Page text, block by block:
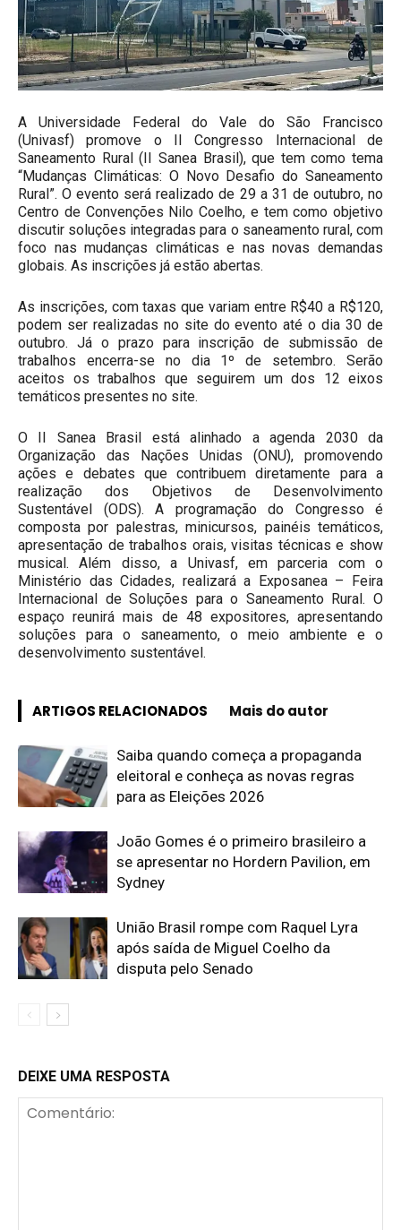
A Universidade Federal do Vale do São Francisco
(Univasf) promove o II Congresso Internacional de
Saneamento Rural (II Sanea Brasil), que tem como tema
“Mudanças Climáticas: O Novo Desafio do Saneamento
Rural”. O evento será realizado de 29 a 31 de outubro, no
Centro de Convenções Nilo Coelho, e tem como objetivo
discutir soluções integradas para o saneamento rural, com
foco nas mudanças climáticas e nas novas demandas
globais. As inscrições já estão abertas.
As inscrições, com taxas que variam entre R$40 a R$120,
podem ser realizadas no site do evento até o dia 30 de
outubro. Já o prazo para inscrição de submissão de
trabalhos encerra-se no dia 1º de setembro. Serão
aceitos os trabalhos que seguirem um dos 12 eixos
temáticos presentes no site.
O II Sanea Brasil está alinhado a agenda 2030 da
Organização das Nações Unidas (ONU), promovendo
ações e debates que contribuem diretamente para a
realização dos Objetivos de Desenvolvimento
Sustentável (ODS). A programação do Congresso é
composta por palestras, minicursos, painéis temáticos,
apresentação de trabalhos orais, visitas técnicas e show
musical. Além disso, a Univasf, em parceria com o
Ministério das Cidades, realizará a Exposanea – Feira
Internacional de Soluções para o Saneamento Rural. O
espaço reunirá mais de 48 expositores, apresentando
soluções para o saneamento, o meio ambiente e o
desenvolvimento sustentável.
ARTIGOS RELACIONADOS Mais do autor
Saiba quando começa a propaganda
eleitoral e conheça as novas regras
para as Eleições 2026
João Gomes é o primeiro brasileiro a
se apresentar no Hordern Pavilion, em
Sydney
União Brasil rompe com Raquel Lyra
após saída de Miguel Coelho da
disputa pelo Senado
DEIXE UMA RESPOSTA